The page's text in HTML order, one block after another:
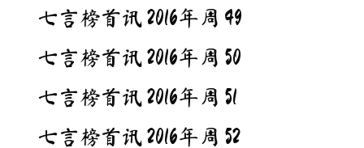
七言榜首讯 2016年周 49
七言榜首讯 2016年周 50
七言榜首讯 2016年周 51
七言榜首讯 2016年周 52